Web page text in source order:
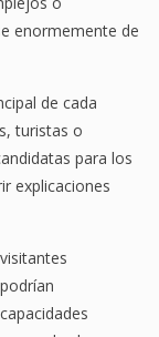
enormemente de
de cada
turistas o
para los
explicaciones